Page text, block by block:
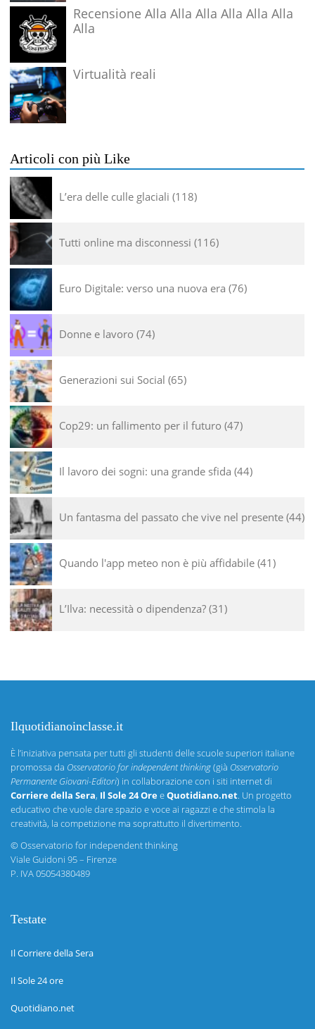
Recensione Alla Alla Alla Alla Alla Alla
Alla
Virtualità reali
Articoli con più Like
L’era delle culle glaciali 118
Tutti online ma disconnessi 116
Euro Digitale: verso una nuova era 76
Donne e lavoro 74
Generazioni sui Social 65
Cop29: un fallimento per il futuro 47
Il lavoro dei sogni: una grande sfida 44
Un fantasma del passato che vive nel presente 44
Quando l'app meteo non è più affidabile 41
L’Ilva: necessità o dipendenza? 31
Ilquotidianoinclasse.it
È l’iniziativa pensata per tutti gli studenti delle scuole superiori italiane
promossa da Osservatorio for independent thinking(già Osservatorio
Permanente Giovani-Editori) in collaborazione con i siti internet di
Corriere della Sera, Il Sole 24 OreeQuotidiano.net. Un progetto
educativo che vuole dare spazio e voce ai ragazzi e che stimola la
creatività, la competizione ma soprattutto il divertimento.
©Osservatorio for independent thinking
Viale Guidoni 95 – Firenze
P. IVA 05054380489
Testate
Il Corriere della Sera
Il Sole 24 ore
Quotidiano.net